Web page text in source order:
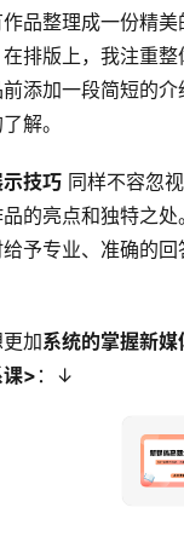
品整理成一份精
排版上，我注重
添加一段简短的
解。
技巧 同样不容忽
的亮点和独特之
予专业、准确的
加系统的掌握新
> ：↓